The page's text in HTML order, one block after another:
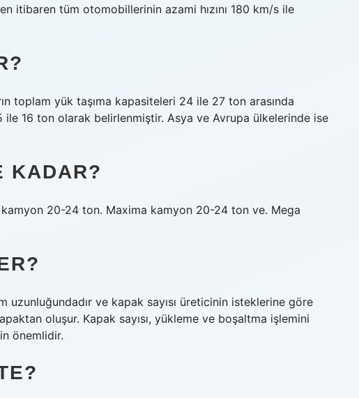
itibaren tüm otomobillerinin azami hızını 180 km/s ile
toplam yük taşıma kapasiteleri 24 ile 27 ton arasında
ile 16 ton olarak belirlenmiştir. Asya ve Avrupa ülkelerinde ise
KADAR?
20-24 ton. Maxima kamyon 20-24 ton ve. Mega
ve kapak sayısı üreticinin isteklerine göre
oluşur. Kapak sayısı, yükleme ve boşaltma işlemini
önemlidir.